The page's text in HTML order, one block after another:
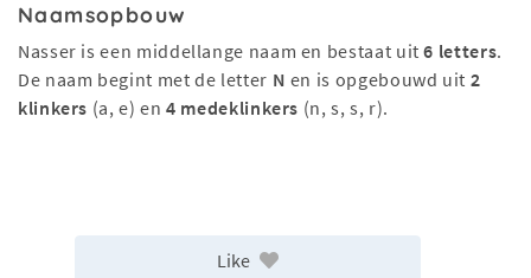
Naamsopbouw
Nasser is een middellange naam en bestaat uit6 letters.
De naam begint met de letter N en is opgebouwd uit 2
klinkers (a, e) en4 medeklinkers (n, s, s, r).
Like